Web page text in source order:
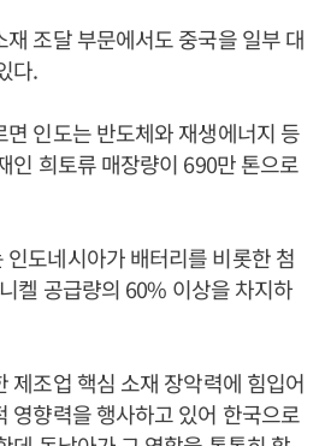
조달 부문에서도 중국을 일부 대
다.
인도는 반도체와 재생에너지 등
인 희토류 매장량이 690만 톤으로
도네시아가 배터리를 비롯한 첨
켈 공급량의 60% 이상을 차지하
제조업 핵심 소재 장악력에 힘입어
영향력을 행사하고 있어 한국으로